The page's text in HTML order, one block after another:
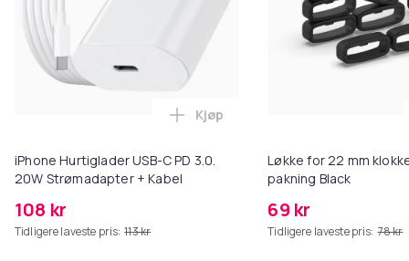
iPhone Hurtiglader USB-C PD 3.0.
20W Strømadapter + Kabel
108 kr
Tidligere laveste pris: 113 kr
Legg iPhone Hurtiglader USB-C
Kjøp
Løkke for 22 mm
pakning Black
69 kr
Tidligere laveste pris: 78 kr